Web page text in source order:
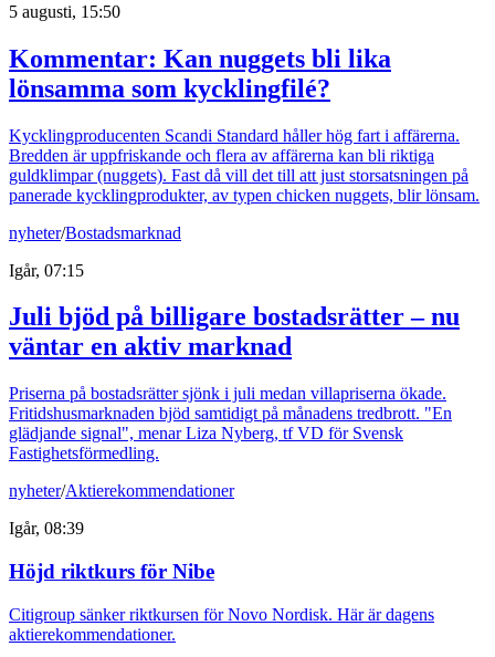
5 augusti, 15:50
Kommentar: Kan nuggets bli lika
lönsamma som kycklingfilé?
Kycklingproducenten Scandi Standard håller hög fart i affärerna.
Bredden är uppfriskande och flera av affärerna kan bli riktiga
guldklimpar (nuggets). Fast då vill det till att just storsatsningen på
panerade kycklingprodukter, av typen chicken nuggets, blir lönsam.
nyheter/Bostadsmarknad
Igår, 07:15
Juli bjöd på billigare bostadsrätter – nu
väntar en aktiv marknad
Priserna på bostadsrätter sjönk i juli medan villapriserna ökade.
Fritidshusmarknaden bjöd samtidigt på månadens tredbrott. "En
glädjande signal", menar Liza Nyberg, tf VD för Svensk
Fastighetsförmedling.
nyheter/Aktierekommendationer
Igår, 08:39
Höjd riktkurs för Nibe
Citigroup sänker riktkursen för Novo Nordisk. Här är dagens
aktierekommendationer.